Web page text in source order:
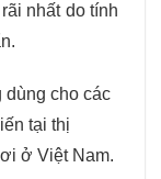
nhất do tính
cho các
tại thị
ở Việt Nam.